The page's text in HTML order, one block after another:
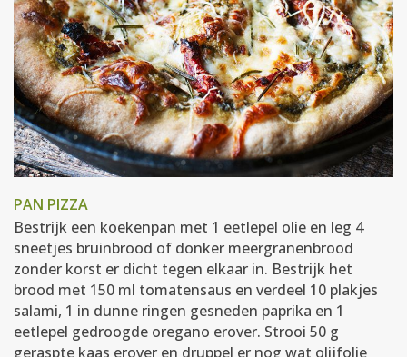
PAN PIZZA
Bestrijk een koekenpan met 1 eetlepel olie en leg 4
sneetjes bruinbrood of donker meergranenbrood
zonder korst er dicht tegen elkaar in. Bestrijk het
brood met 150 ml tomatensaus en verdeel 10 plakjes
salami, 1 in dunne ringen gesneden paprika en 1
eetlepel gedroogde oregano erover. Strooi 50 g
geraspte kaas erover en druppel er nog wat olijfolie